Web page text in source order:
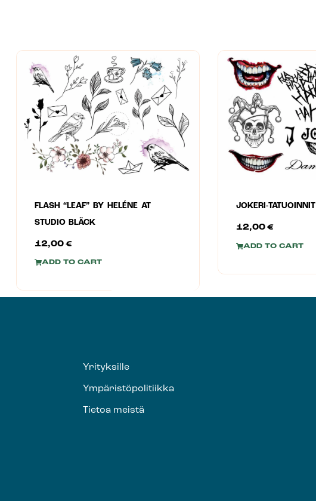
FLASH “LEAF” BY HELÉNE AT
STUDIO BLÄCK
12,00 €
ADD TO CART
JOKERI-TATUOINNIT
12,00 €
ADD TO CART
Yrityksille
Ympäristöpolitiikka
Tietoa meistä